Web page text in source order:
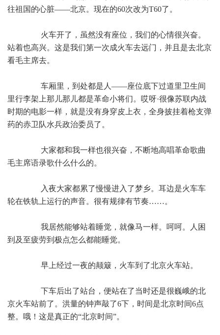
往祖国的心脏——北京。现在的60次改为T60了。
火车开了，虽然没有座位，我们的心情很兴奋。
站着也高兴。这是我们第一次成火车去远门，并且是去北京
看毛主席去。
车厢里，到处都是人——座位底下过道里卫生间
里行李架上那儿那儿都是革命小将们。哎呀·很像苏联内战
时期的电影一样，就是没有身穿皮上衣，全身披挂着枪支弹
药的赤卫队水兵政治委员了。
大家都和我一样也很兴奋，不断地高唱革命歌曲
毛主席语录歌什么什么的。
入夜大家都累了慢慢进入了梦乡。耳边是火车车
轮在铁轨上运行的声音。很有规律有节奏……。
我居然能够站着睡觉，就像马一样。呵呵。人困
到及至疲劳到极点怎么都能睡觉。
早上经过一夜的颠簸，火车到了北京火车站。
下车后出了站台，便站在了当时还是很巍峨的北
京火车站前了。洪量的钟声敲了6下，时间是北京时间6点
整。哦！这是真正的“北京时间”。